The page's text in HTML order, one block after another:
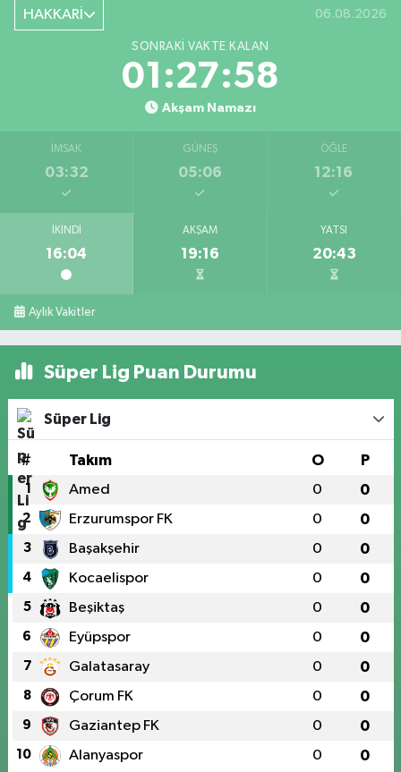
HAKKARİ 06.08.2026
SONRAKI VAKTE KALAN
01:27:58
Akşam Namazı
İMSAK
03:32
GÜNEŞ
05:06
ÖĞLE
12:16
İKINDI
16:04
AKŞAM
19:16
YATSI
20:43
Aylık Vakitler
Süper Lig Puan Durumu
Süper Lig
# Takım O P
1 Amed 0 0
2 Erzurumspor FK 0 0
3 Başakşehir 0 0
4 Kocaelispor 0 0
5 Beşiktaş 0 0
6 Eyüpspor 0 0
7 Galatasaray 0 0
8 Çorum FK 0 0
9 Gaziantep FK 0 0
10 Alanyaspor 0 0